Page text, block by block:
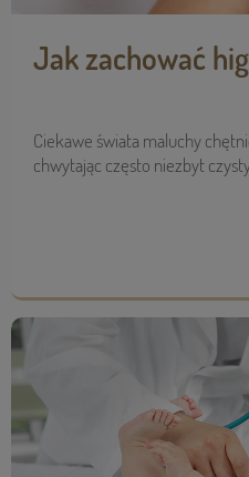
Jak zachować
Ciekawe świata maluchy
chwytając często niezbyt